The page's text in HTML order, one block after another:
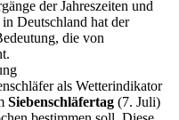
der Jahreszeiten und
Deutschland hat der
die von
als Wetterindikator
Siebenschläfertag (7. Juli)